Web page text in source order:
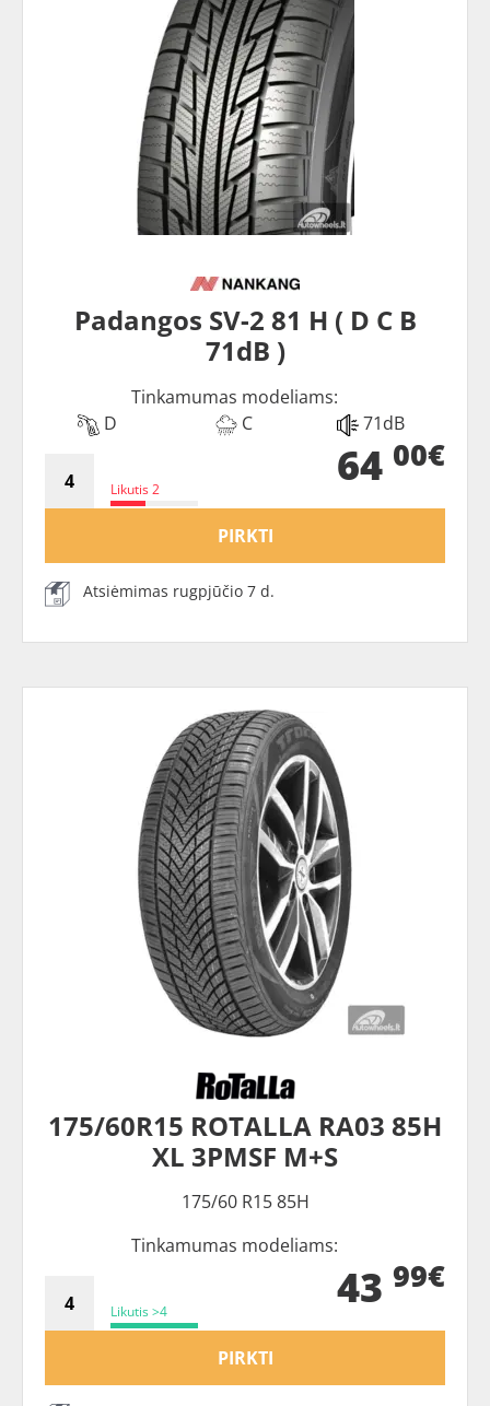
Padangos SV-2 81 H ( D C B
71dB )
Tinkamumas modeliams:
D
C 71dB
Likutis 2 64 00€
PIRKTI
Atsiėmimas rugpjūčio 7 d.
175/60R15 ROTALLA RA03 85H
XL 3PMSF M+S
175/60 R15 85H
Tinkamumas modeliams:
Likutis >4 43 99€
PIRKTI